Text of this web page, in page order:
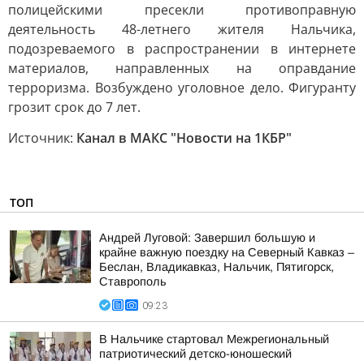
полицейскими пресекли противоправную
деятельность 48-летнего жителя Нальчика,
подозреваемого в распространении в интернете
материалов, направленных на оправдание
терроризма. Возбуждено уголовное дело. Фигуранту
грозит срок до 7 лет.
Источник: Канал в МАКС "Новости на 1КБР"
ТОП
Андрей Луговой: Завершил большую и
крайне важную поездку на Северный Кавказ –
Беслан, Владикавказ, Нальчик, Пятигорск,
Ставрополь
09:23
В Нальчике стартовал Межрегиональный
патриотический детско-юношеский